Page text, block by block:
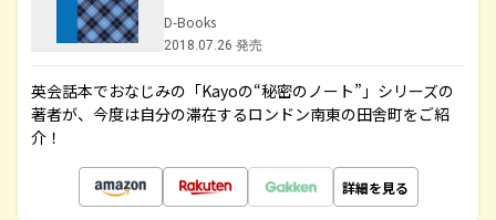
D-Books
2018.07.26 発売
英会話本でおなじみの「Kayoの“秘密のノート”」シリーズの
著者が、今度は自分の滞在するロンドン南東の田舎町をご紹
介！
詳細を見る